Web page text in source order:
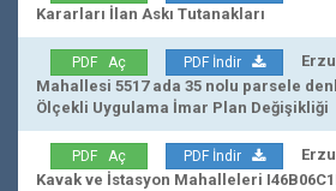
Kararları İlan Askı Tutanakları
PDF Aç PDF İndir
Mahallesi 5517 ada 35 nolu parsele
Ölçekli Uygulama İmar Plan Değişikliği
PDF Aç PDF İndir
Kavak ve İstasyon Mahalleleri